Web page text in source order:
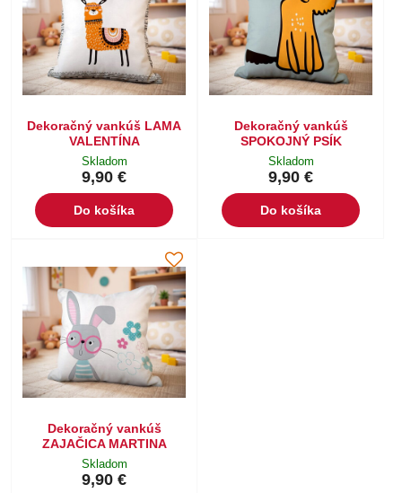
Dekoračný vankúš LAMA
VALENTÍNA
Skladom
9,90 €
Do košíka
Dekoračný vankúš
SPOKOJNÝ PSÍK
Skladom
9,90 €
Do košíka
Dekoračný vankúš
ZAJAČICA MARTINA
Skladom
9,90 €